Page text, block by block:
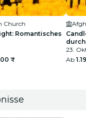
Church
Romantisches
₹
in der
23.
Ab